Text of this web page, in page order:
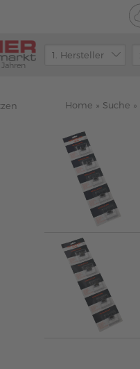
Home » Suche »